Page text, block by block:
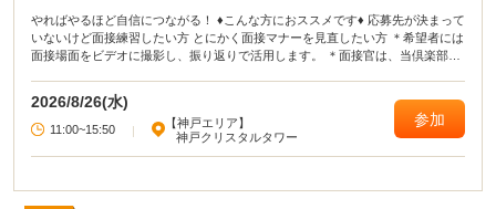
やればやるほど自信につながる！ ♦こんな方におススメです♦ 応募先が決まって
いないけど面接練習したい方 とにかく面接マナーを見直したい方 ＊希望者には
面接場面をビデオに撮影し、振り返りで活用します。 ＊面接官は、当倶楽部の
2026/8/26(水)
11:00~15:50 |
【神戸エリア】
神戸クリスタルタワー
参加